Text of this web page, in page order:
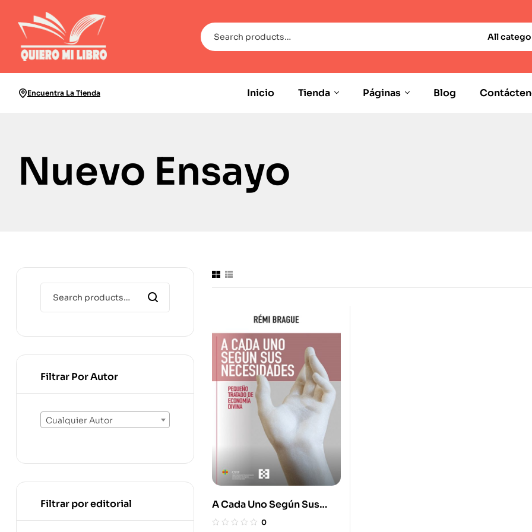
All
Encuentra La Tienda Inicio Tienda Páginas Blog
Nuevo Ensayo
A Cada Uno Según Sus
Necesidades Pequeño
0
Filtrar Por Autor
Cualquier Autor
Filtrar por editorial